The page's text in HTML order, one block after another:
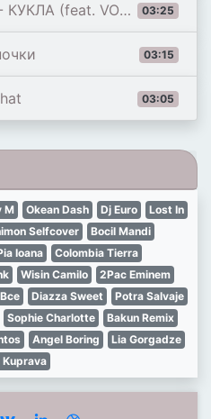
03:25
[Remix 2026]
03:15
03:05
M Okean Dash Dj Euro
Lost In
Selfcover
Bocil Mandi
Ioana
Colombia Tierra
Wisin Camilo
2Pac Eminem
Diazza Sweet
Potra Salvaje
Sophie Charlotte
Bakun Remix
Angel Boring
Lia Gorgadze
Kuprava